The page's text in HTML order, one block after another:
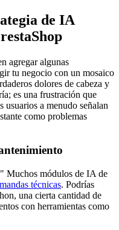
de IA
agregar algunas
tu negocio con un mosaico
dolores de cabeza y
es una frustración que
usuarios a menudo señalan
como problemas
Muchos módulos de IA de
técnicas. Podrías
una cierta cantidad de
con herramientas como